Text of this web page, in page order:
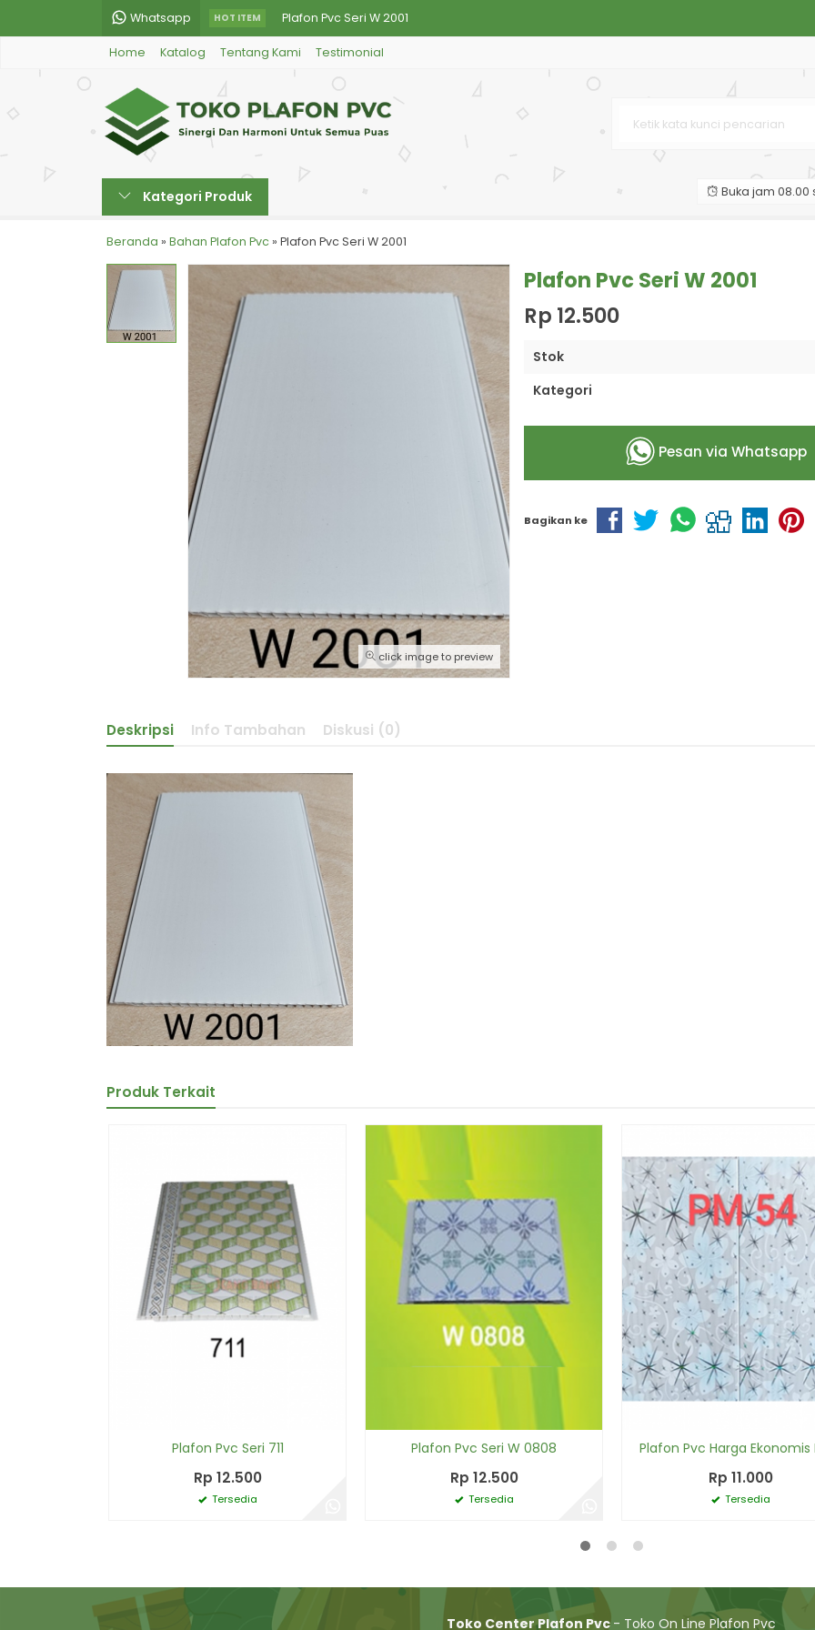
Whatsapp HOT ITEM Plafon Pvc Seri W 2001
Plafon Pvc Seri WG 2015
Plafon Pvc Seri 0839
Plafon Pvc Seri WG 2001
Plafon Pvc Seri PM 30 X, Harga Ekonomis
Home Katalog Tentang Kami Testimonial
Kategori Produk Buka jam 08.00
Beranda » Bahan Plafon Pvc » Plafon Pvc Seri W 2001
click image to preview
Plafon Pvc Seri W 2001
Rp 12.500
Stok
Kategori
Pesan via Whatsapp
Bagikan ke
Deskripsi Info Tambahan Diskusi (0)
Produk Terkait
Plafon Pvc Seri 711
Rp 12.500
Tersedia
Plafon Pvc Seri W 0808
Rp 12.500
Tersedia
Plafon Pvc Harga Ekonomis
Rp 11.000
Tersedia
Toko Center Plafon Pvc- Toko On Line Plafon Pvc